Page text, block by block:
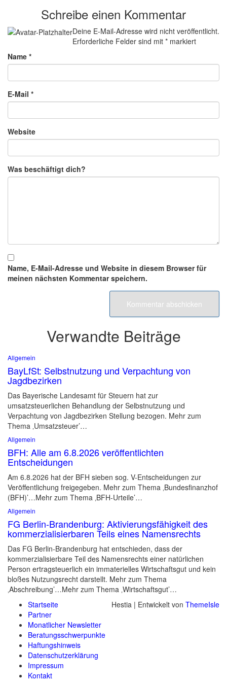
Schreibe einen Kommentar
Deine E-Mail-Adresse wird nicht veröffentlicht.
Erforderliche Felder sind mit * markiert
Name *
E-Mail *
Website
Was beschäftigt dich?
Name, E-Mail-Adresse und Website in diesem Browser für
meinen nächsten Kommentar speichern.
Verwandte Beiträge
Allgemein
BayLfSt: Selbstnutzung und Verpachtung von
Jagdbezirken
Das Bayerische Landesamt für Steuern hat zur
umsatzsteuerlichen Behandlung der Selbstnutzung und
Verpachtung von Jagdbezirken Stellung bezogen. Mehr zum
Thema ‚Umsatzsteuer’…
Allgemein
BFH: Alle am 6.8.2026 veröffentlichten
Entscheidungen
Am 6.8.2026 hat der BFH sieben sog. V-Entscheidungen zur
Veröffentlichung freigegeben. Mehr zum Thema ‚Bundesfinanzhof
(BFH)’…Mehr zum Thema ‚BFH-Urteile’…
Allgemein
FG Berlin-Brandenburg: Aktivierungsfähigkeit des
kommerzialisierbaren Teils eines Namensrechts
Das FG Berlin-Brandenburg hat entschieden, dass der
kommerzialisierbare Teil des Namensrechts einer natürlichen
Person ertragsteuerlich ein immaterielles Wirtschaftsgut und kein
bloßes Nutzungsrecht darstellt. Mehr zum Thema
‚Abschreibung’…Mehr zum Thema ‚Wirtschaftsgut’…
Startseite
Partner
Monatlicher Newsletter
Beratungsschwerpunkte
Haftungshinweis
Datenschutzerklärung
Impressum
Kontakt
Hestia | Entwickelt von ThemeIsle